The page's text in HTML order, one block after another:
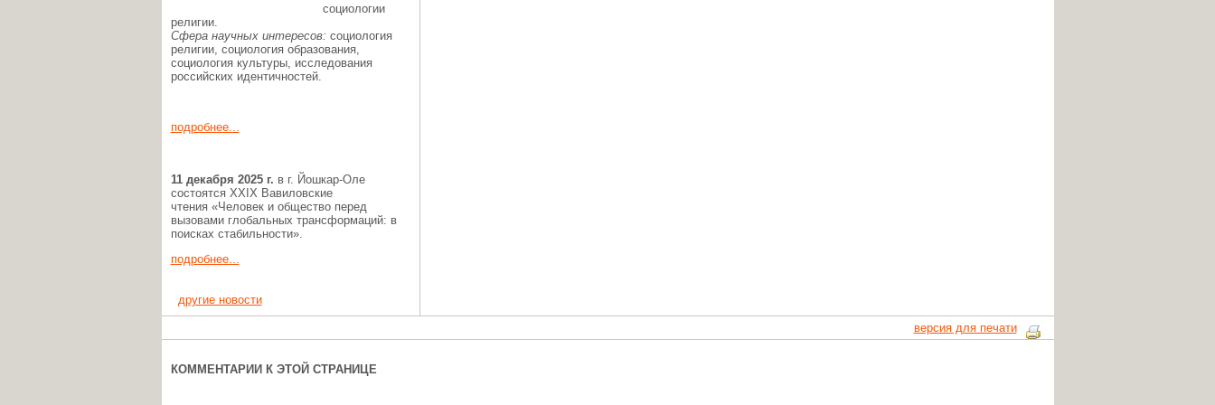
социологии
религии.
Сфера научных интересов: социология
религии, социология образования,
социология культуры, исследования
российских идентичностей.
подробнее...
11 декабря 2025 г. в г. Йошкар-Оле
состоятся XXIX Вавиловские
чтения «Человек и общество перед
вызовами глобальных трансформаций: в
поисках стабильности».
подробнее...
другие новости
версия для печати
КОММЕНТАРИИ К ЭТОЙ СТРАНИЦЕ